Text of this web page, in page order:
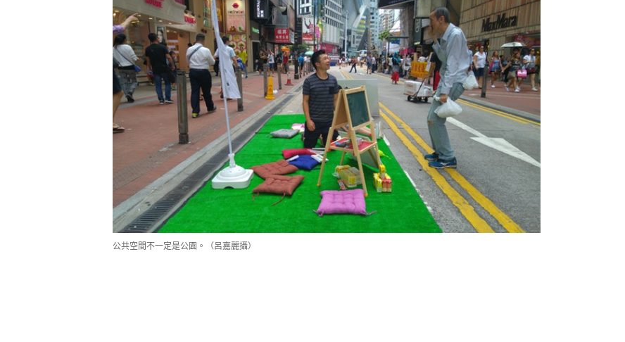
公共空間不一定是公園。（呂嘉麗攝）